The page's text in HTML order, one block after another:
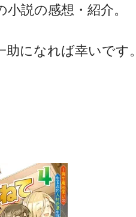
説の感想・紹介。
になれば幸いです。